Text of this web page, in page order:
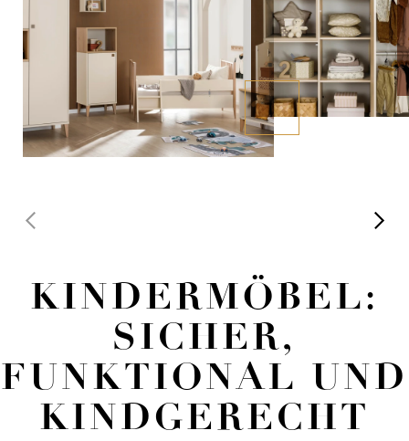
KINDERMÖBEL:
SICHER,
FUNKTIONAL UND
KINDGERECHT